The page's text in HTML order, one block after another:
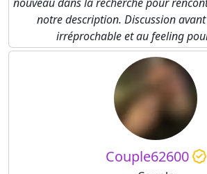
notre description. Discussion
irréprochable et au feeling
Couple62600